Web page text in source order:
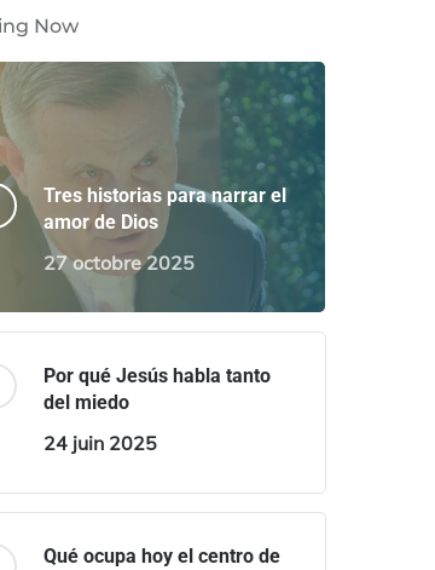
Now
Tres historias para narrar el
amor de Dios
27 octobre 2025
Por qué Jesús habla tanto
del miedo
24 juin 2025
Qué ocupa hoy el centro de